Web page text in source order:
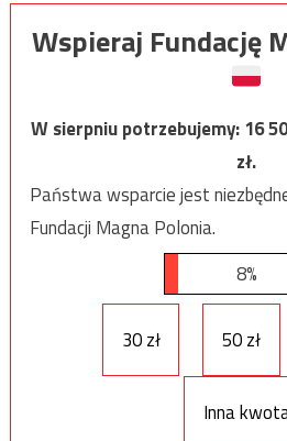
Wspieraj Fundację
W sierpniu potrzebujemy:16
zł.
Państwa wsparcie jest
Fundacji Magna Polonia.
8%
30 zł 50 zł
Inna